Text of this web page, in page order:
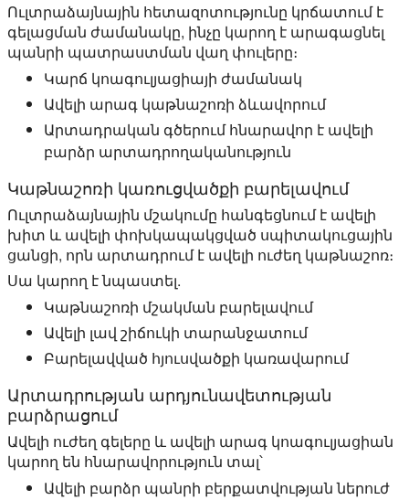
Ուլտրաձայնային հետազոտությունը կրճատում է
գելացման ժամանակը, ինչը կարող է արագացնել
պանրի պատրաստման վաղ փուլերը։
Կարճ կոագուլյացիայի ժամանակ
Ավելի արագ կաթնաշոռի ձևավորում
Արտադրական գծերում հնարավոր է ավելի
բարձր արտադրողականություն
Կաթնաշոռի կառուցվածքի բարելավում
Ուլտրաձայնային մշակումը հանգեցնում է ավելի
խիտ և ավելի փոխկապակցված սպիտակուցային
ցանցի, որն արտադրում է ավելի ուժեղ կաթնաշոռ։
Սա կարող է նպաստել.
Կաթնաշոռի մշակման բարելավում
Ավելի լավ շիճուկի տարանջատում
Բարելավված հյուսվածքի կառավարում
Արտադրության արդյունավետության
բարձրացում
Ավելի ուժեղ գելերը և ավելի արագ կոագուլյացիան
կարող են հնարավորություն տալ՝
Ավելի բարձր պանրի բերքատվության ներուժ